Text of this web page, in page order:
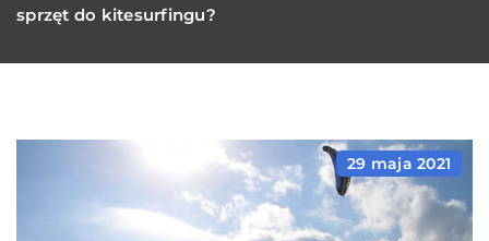
sprzęt do kitesurfingu?
29 maja 2021